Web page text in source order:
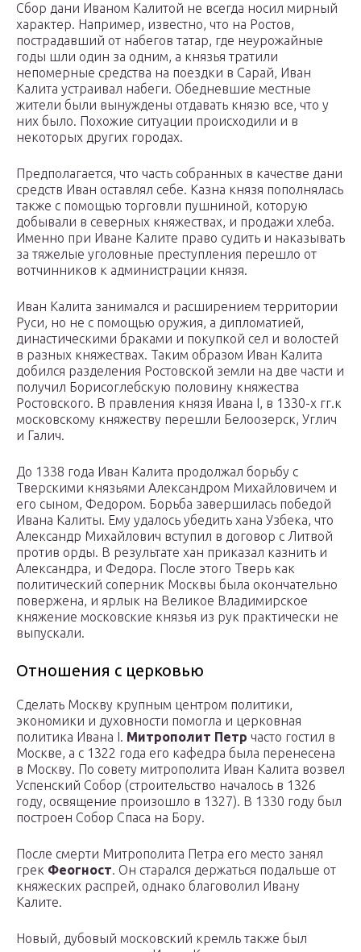
Сбор дани Иваном Калитой не всегда носил мирный
характер. Например, известно, что на Ростов,
пострадавший от набегов татар, где неурожайные
годы шли один за одним, а князья тратили
непомерные средства на поездки в Сарай, Иван
Калита устраивал набеги. Обедневшие местные
жители были вынуждены отдавать князю все, что у
них было. Похожие ситуации происходили и в
некоторых других городах.
Предполагается, что часть собранных в качестве дани
средств Иван оставлял себе. Казна князя пополнялась
также с помощью торговли пушниной, которую
добывали в северных княжествах, и продажи хлеба.
Именно при Иване Калите право судить и наказывать
за тяжелые уголовные преступления перешло от
вотчинников к администрации князя.
Иван Калита занимался и расширением территории
Руси, но не с помощью оружия, а дипломатией,
династическими браками и покупкой сел и волостей
в разных княжествах. Таким образом Иван Калита
добился разделения Ростовской земли на две части и
получил Борисоглебскую половину княжества
Ростовского. В правления князя Ивана I, в 1330-х гг.к
московскому княжеству перешли Белоозерск, Углич
и Галич.
До 1338 года Иван Калита продолжал борьбу с
Тверскими князьями Александром Михайловичем и
его сыном, Федором. Борьба завершилась победой
Ивана Калиты. Ему удалось убедить хана Узбека, что
Александр Михайлович вступил в договор с Литвой
против орды. В результате хан приказал казнить и
Александра, и Федора. После этого Тверь как
политический соперник Москвы была окончательно
повержена, и ярлык на Великое Владимирское
княжение московские князья из рук практически не
выпускали.
Отношения с церковью
Сделать Москву крупным центром политики,
экономики и духовности помогла и церковная
политика Ивана I. Митрополит Петр часто гостил в
Москве, а с 1322 года его кафедра была перенесена
в Москву. По совету митрополита Иван Калита возвел
Успенский Собор (строительство началось в 1326
году, освящение произошло в 1327). В 1330 году был
построен Собор Спаса на Бору.
После смерти Митрополита Петра его место занял
грек Феогност. Он старался держаться подальше от
княжеских распрей, однако благоволил Ивану
Калите.
Новый, дубовый московский кремль также был